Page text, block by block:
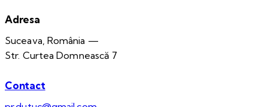
Adresa
Suceava, România —
Str. Curtea Domnească 7
Contact